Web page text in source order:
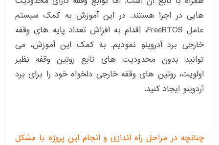
هایی در اجرا هستند. در این آموزش به کمک سیستم
عامل FreeRTOS، اقدام به افزاش تعداد پایه های وقفه
خارجی برد آدروینو نمودیم. به کمک این آموزش، می
توانید بدون محدودیت های تابع روتین وقفه نظیر
اولویت، روتین های وقفه خارجی دلخواه خود را برای برد
آردوینو ایجاد کنید.
چنانچه در مراحل راه اندازی و انجام این پروژه با مشکل